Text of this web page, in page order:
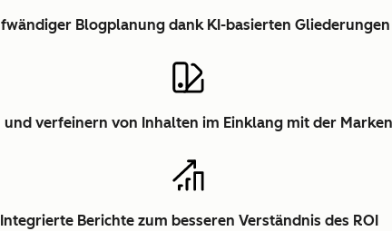
Blogplanung dank KI-basierten
und verfeinern von Inhalten im Einklang mit der
Integrierte Berichte zum besseren Verständnis des ROI